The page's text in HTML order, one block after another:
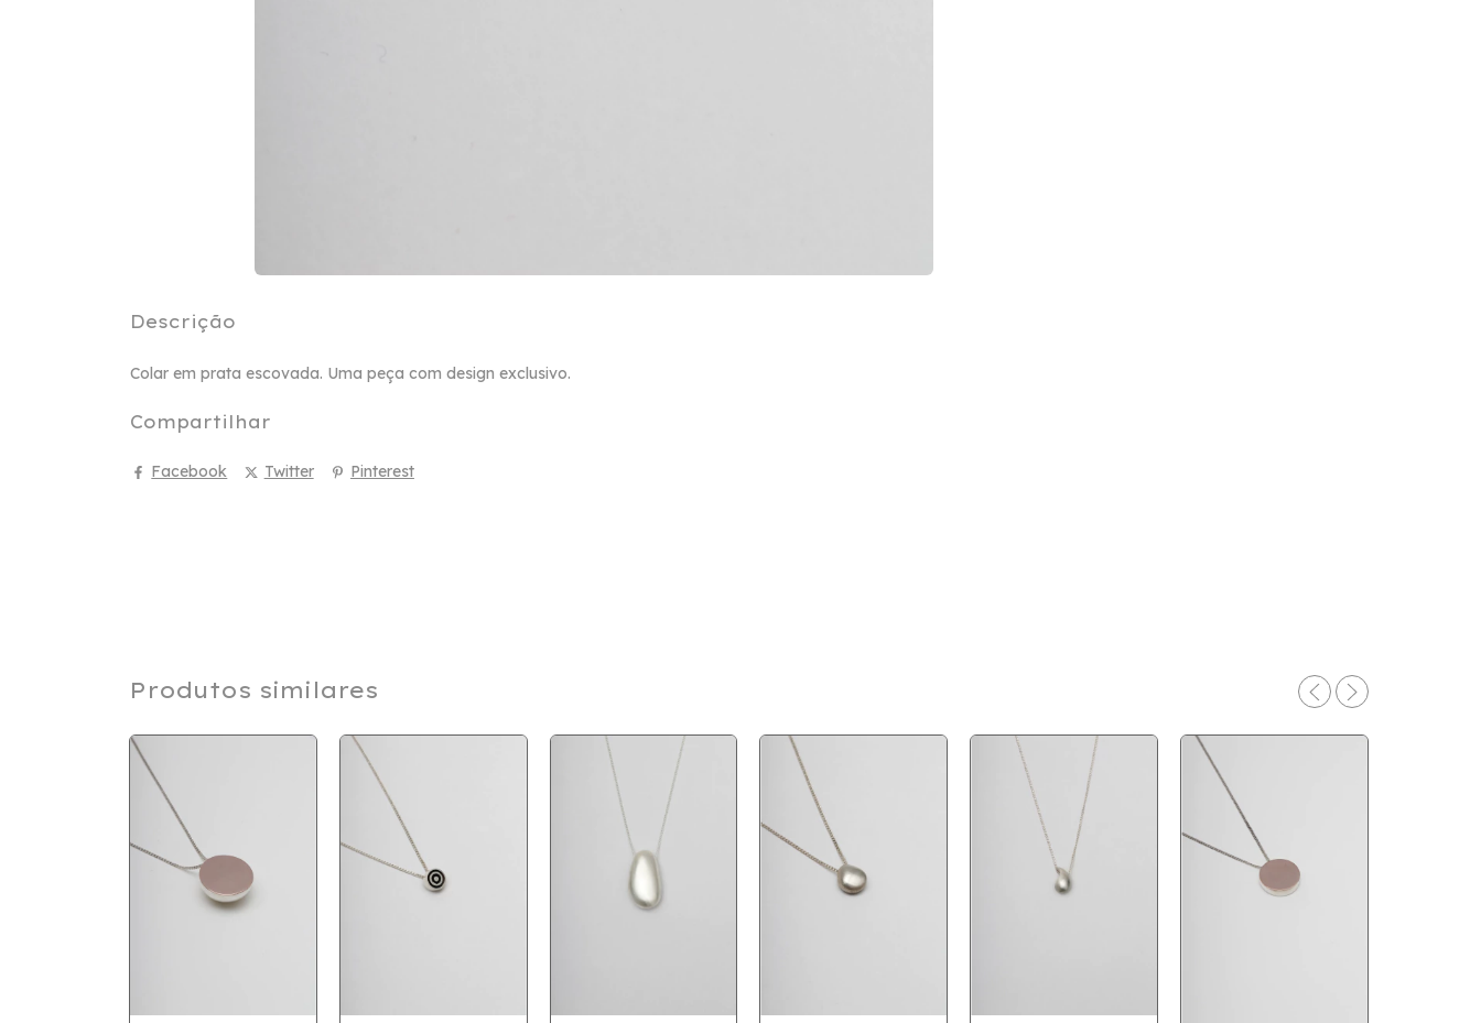
Descrição
Colar em prata escovada. Uma peça com design exclusivo.
Compartilhar
Facebook Twitter Pinterest
Produtos similares